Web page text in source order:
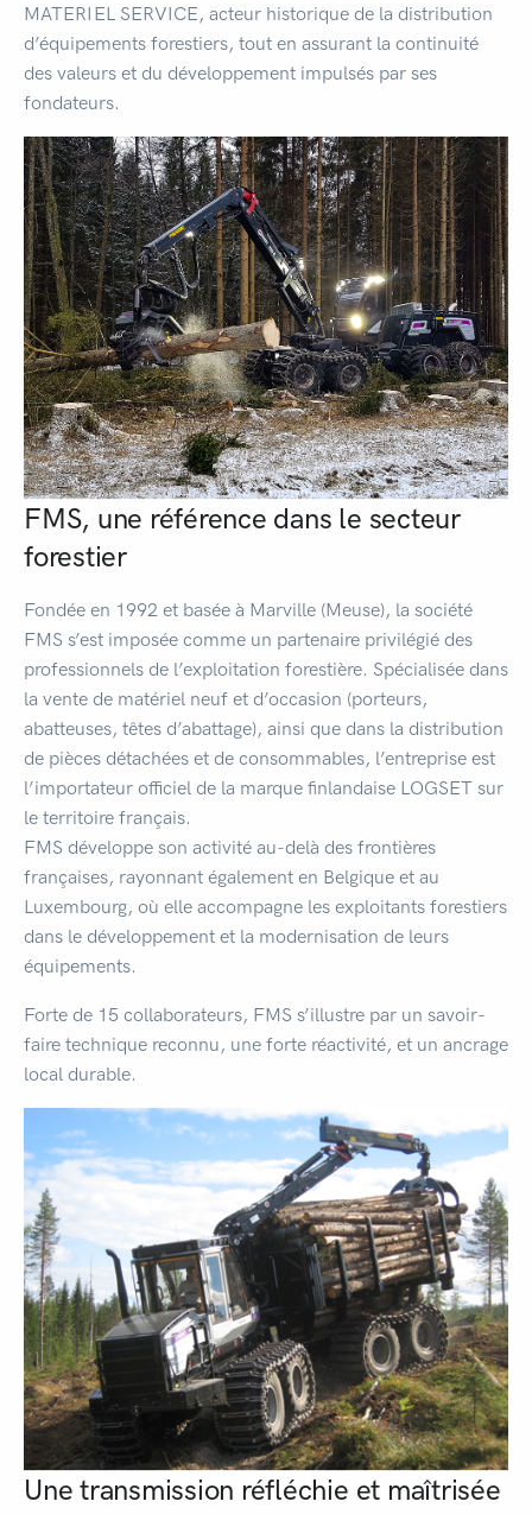
MATERIEL SERVICE, acteur historique de la distribution
d’équipements forestiers, tout en assurant la continuité
des valeurs et du développement impulsés par ses
fondateurs.
FMS, une référence dans le secteur
forestier
Fondée en 1992 et basée à Marville (Meuse), la société
FMS s’est imposée comme un partenaire privilégié des
professionnels de l’exploitation forestière. Spécialisée dans
la vente de matériel neuf et d’occasion (porteurs,
abatteuses, têtes d’abattage), ainsi que dans la distribution
de pièces détachées et de consommables, l’entreprise est
l’importateur officiel de la marque finlandaise LOGSET sur
le territoire français.
FMS développe son activité au-delà des frontières
françaises, rayonnant également en Belgique et au
Luxembourg, où elle accompagne les exploitants forestiers
dans le développement et la modernisation de leurs
équipements.
Forte de 15 collaborateurs, FMS s’illustre par un savoir-
faire technique reconnu, une forte réactivité, et un ancrage
local durable.
Une transmission réfléchie et maîtrisée